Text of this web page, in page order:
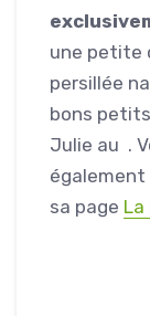
une petite
persillée
bons
Julie au .
également
sa page La